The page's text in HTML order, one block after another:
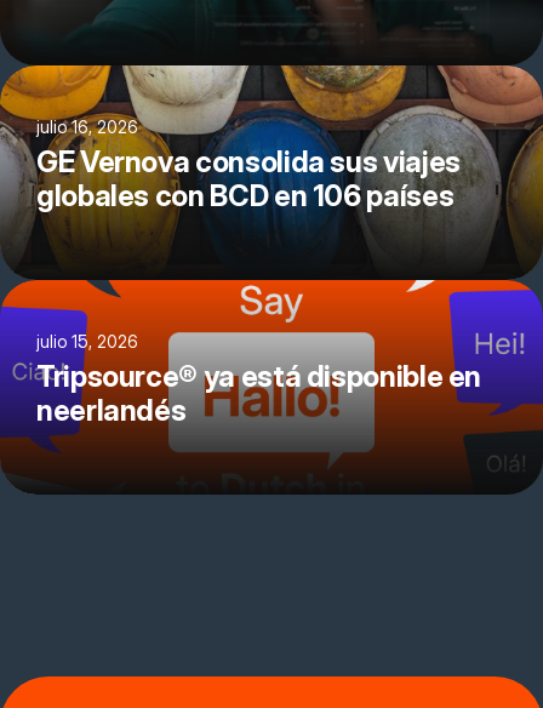
julio 16, 2026
GE Vernova consolida sus viajes
globales con BCD en 106 países
julio 15, 2026
Tripsource® ya está disponible en
neerlandés